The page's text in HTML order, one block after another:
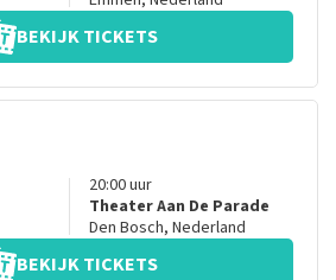
BEKIJK TICKETS
20:00uur
Theater Aan De Parade
Den Bosch, Nederland
BEKIJK TICKETS